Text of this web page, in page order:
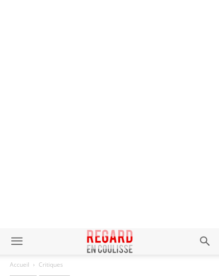
Accueil Critiques